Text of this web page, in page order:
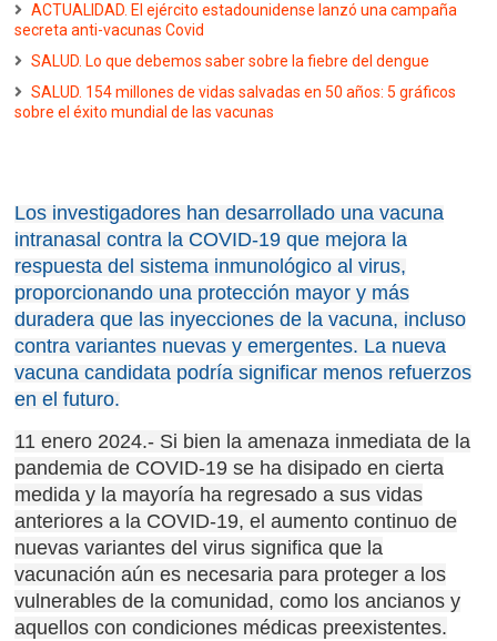
ACTUALIDAD. El ejército estadounidense lanzó una campaña
secreta anti-vacunas Covid
SALUD. Lo que debemos saber sobre la fiebre del dengue
SALUD. 154 millones de vidas salvadas en 50 años: 5 gráficos
sobre el éxito mundial de las vacunas
Los investigadores han desarrollado una vacuna
intranasal contra la COVID-19 que mejora la
respuesta del sistema inmunológico al virus,
proporcionando una protección mayor y más
duradera que las inyecciones de la vacuna, incluso
contra variantes nuevas y emergentes. La nueva
vacuna candidata podría significar menos refuerzos
en el futuro.
11 enero 2024.- Si bien la amenaza inmediata de la
pandemia de COVID-19 se ha disipado en cierta
medida y la mayoría ha regresado a sus vidas
anteriores a la COVID-19, el aumento continuo de
nuevas variantes del virus significa que la
vacunación aún es necesaria para proteger a los
vulnerables de la comunidad, como los ancianos y
aquellos con condiciones médicas preexistentes.